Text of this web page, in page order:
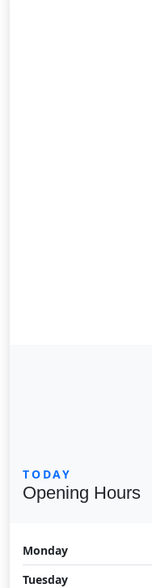
TODAY
Opening Hours
Monday
Tuesday